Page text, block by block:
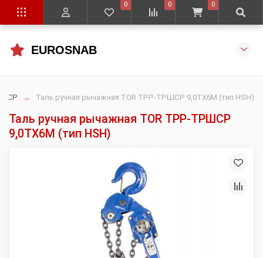
EUROSNAB
Таль ручная рычажная TOR ТРР-ТРШСР 9,0ТХ6М (тип HSH)
Таль ручная рычажная TOR ТРР-ТРШСР
9,0ТХ6М (тип HSH)
0 0 0